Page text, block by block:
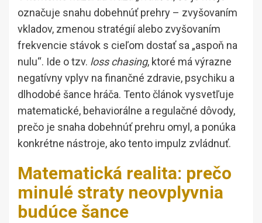
označuje snahu dobehnúť prehry – zvyšovaním
vkladov, zmenou stratégií alebo zvyšovaním
frekvencie stávok s cieľom dostať sa „aspoň na
nulu“. Ide o tzv. loss chasing, ktoré má výrazne
negatívny vplyv na finančné zdravie, psychiku a
dlhodobé šance hráča. Tento článok vysvetľuje
matematické, behaviorálne a regulačné dôvody,
prečo je snaha dobehnúť prehru omyl, a ponúka
konkrétne nástroje, ako tento impulz zvládnuť.
Matematická realita: prečo
minulé straty neovplyvnia
budúce šance